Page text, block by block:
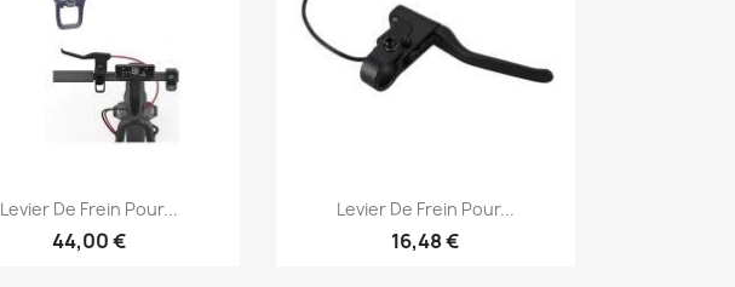
Aperçu rapide
Levier De Frein Pour...
44,00 €
Aperçu rapide
Levier De Frein Pour...
16,48 €